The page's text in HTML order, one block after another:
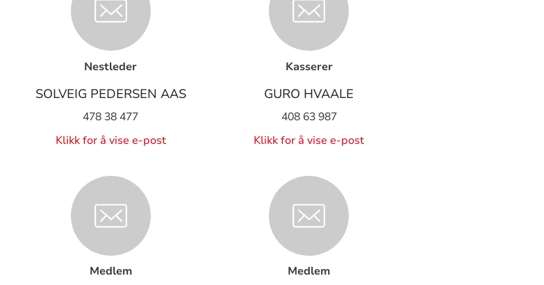
Nestleder
SOLVEIG PEDERSEN AAS
478 38 477
Klikk for å vise e-post
Kasserer
GURO HVAALE
408 63 987
Klikk for å vise e-post
Medlem Medlem